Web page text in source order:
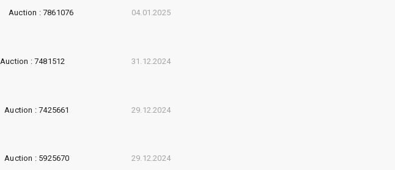
Auction : 7861076 04.01.2025
Auction : 7481512 31.12.2024
Auction : 7425661 29.12.2024
Auction : 5925670 29.12.2024